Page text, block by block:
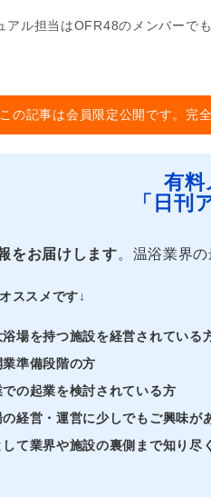
アル担当はOFR48のメンバーで
この記事は会員限定公開です。完
有料
「日刊
をお届けします。温浴業界
ススメです↓
場を持つ施設を経営されている
準備段階の方
の起業を検討されている方
経営・運営に少しでもご興味が
て業界や施設の裏側まで知り尽